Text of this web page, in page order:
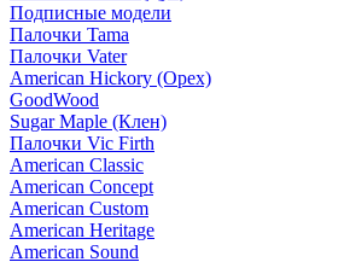
Подписные модели
Палочки Tama
Палочки Vater
American Hickory (Орех)
GoodWood
Sugar Maple (Клен)
Палочки Vic Firth
American Classic
American Concept
American Custom
American Heritage
American Sound